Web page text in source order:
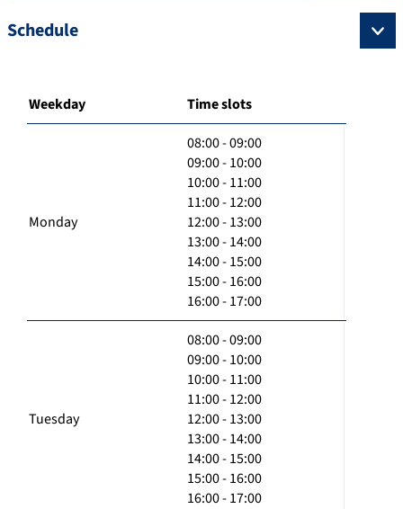
Schedule
Weekday Time slots
Monday
08:00 - 09:00
09:00 - 10:00
10:00 - 11:00
11:00 - 12:00
12:00 - 13:00
13:00 - 14:00
14:00 - 15:00
15:00 - 16:00
16:00 - 17:00
Tuesday
08:00 - 09:00
09:00 - 10:00
10:00 - 11:00
11:00 - 12:00
12:00 - 13:00
13:00 - 14:00
14:00 - 15:00
15:00 - 16:00
16:00 - 17:00